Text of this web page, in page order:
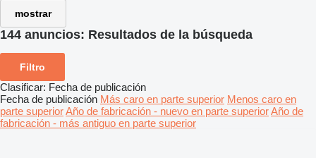
mostrar
144 anuncios: Resultados de la búsqueda
Filtro
Clasificar: Fecha de publicación
Fecha de publicación Más caro en parte superior Menos caro en
parte superiorAño de fabricación - nuevo en parte superiorAño de
fabricación - más antiguo en parte superior